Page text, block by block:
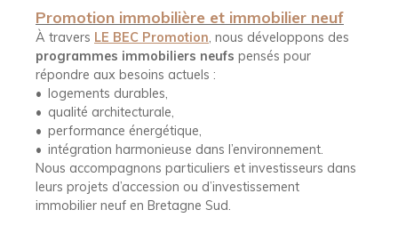
Promotion immobilière et immobilier neuf
À travers LE BEC Promotion, nous développons des
programmes immobiliers neufs pensés pour
répondre aux besoins actuels :
logements durables,
qualité architecturale,
performance énergétique,
intégration harmonieuse dans l’environnement.
Nous accompagnons particuliers et investisseurs dans
leurs projets d’accession ou d’investissement
immobilier neuf en Bretagne Sud.